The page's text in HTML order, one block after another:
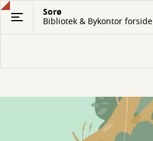
Gå
hovedindhold
Sorø
Bibliotek & Bykontor forside